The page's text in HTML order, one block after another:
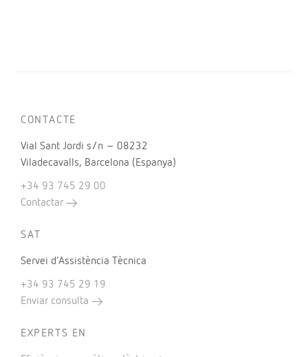
CONTACTE
Vial Sant Jordi s/n – 08232
Viladecavalls, Barcelona (Espanya)
+34 93 745 29 00
Contactar
SAT
Servei d’Assistència Tècnica
+34 93 745 29 19
Enviar consulta
EXPERTS EN